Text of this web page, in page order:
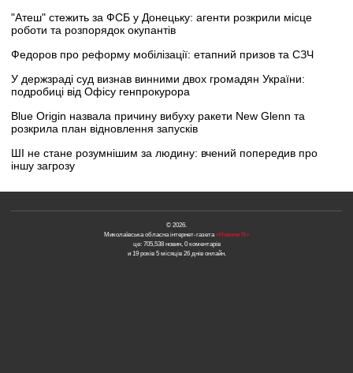
"Атеш" стежить за ФСБ у Донецьку: агенти розкрили місце
роботи та розпорядок окупантів
Федоров про реформу мобілізації: етапний призов та СЗЧ
У держзраді суд визнав винними двох громадян України:
подробиці від Офісу генпрокурора
Blue Origin назвала причину вибуху ракети New Glenn та
розкрила план відновлення запусків
ШІ не стане розумнішим за людину: вчений попередив про
іншу загрозу
© 2026.
Миколаївська обласна інтернет-газета «Новини N»
це: 705,538 новин, 0 коментарів
и 19 років 5 місяців 26 днів онлайн.